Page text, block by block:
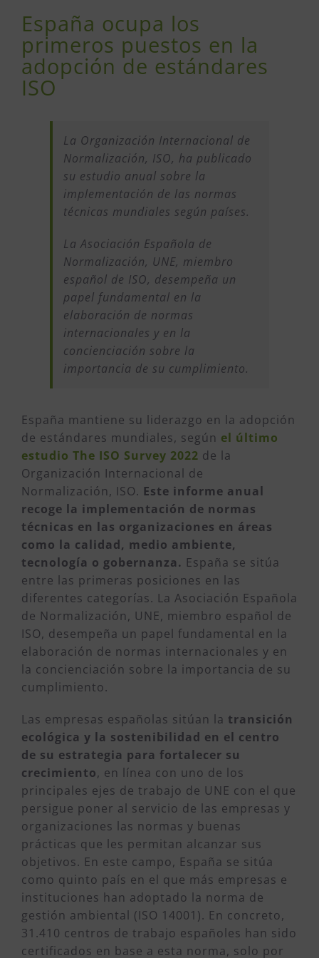
España ocupa los
primeros puestos en la
adopción de estándares
ISO
La Organización Internacional de
Normalización, ISO, ha publicado
su estudio anual sobre la
implementación de las normas
técnicas mundiales según países.
La Asociación Española de
Normalización, UNE, miembro
español de ISO, desempeña un
papel fundamental en la
elaboración de normas
internacionales y en la
concienciación sobre la
importancia de su cumplimiento.
España mantiene su liderazgo en la adopción
de estándares mundiales, según el último
estudio The ISO Survey 2022 de la
Organización Internacional de
Normalización, ISO. Este informe anual
recoge la implementación de normas
técnicas en las organizaciones en áreas
como la calidad, medio ambiente,
tecnología o gobernanza. España se sitúa
entre las primeras posiciones en las
diferentes categorías. La Asociación Española
de Normalización, UNE, miembro español de
ISO, desempeña un papel fundamental en la
elaboración de normas internacionales y en
la concienciación sobre la importancia de su
cumplimiento.
Las empresas españolas sitúan la transición
ecológica y la sostenibilidad en el centro
de su estrategia para fortalecer su
crecimiento, en línea con uno de los
principales ejes de trabajo de UNE con el que
persigue poner al servicio de las empresas y
organizaciones las normas y buenas
prácticas que les permitan alcanzar sus
objetivos. En este campo, España se sitúa
como quinto país en el que más empresas e
instituciones han adoptado la norma de
gestión ambiental (ISO 14001). En concreto,
31.410 centros de trabajo españoles han sido
certificados en base a esta norma, solo por